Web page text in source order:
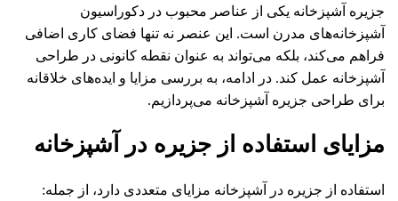
جزیره آشپزخانه یکی از عناصر محبوب در دکوراسیون
آشپزخانه‌های مدرن است. این عنصر نه تنها فضای کاری اضافی
فراهم می‌کند، بلکه می‌تواند به عنوان نقطه کانونی در طراحی
آشپزخانه عمل کند. در ادامه، به بررسی مزایا و ایده‌های خلاقانه
برای طراحی جزیره آشپزخانه می‌پردازیم.
مزایای استفاده از جزیره در آشپزخانه
استفاده از جزیره در آشپزخانه مزایای متعددی دارد، از جمله: